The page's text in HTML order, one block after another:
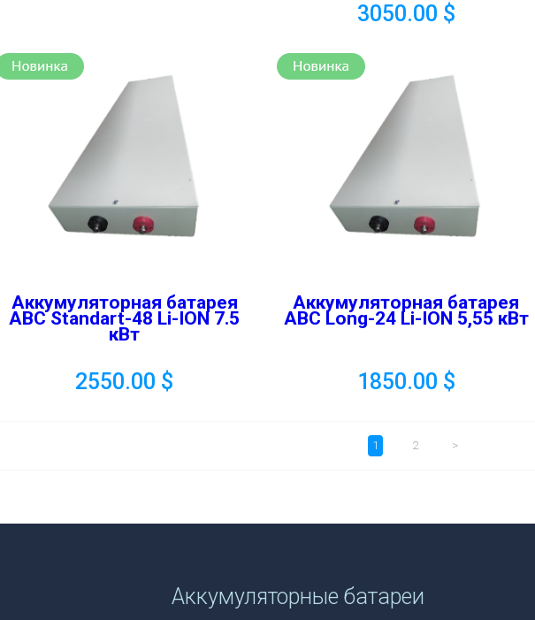
3050.00 $
Аккумуляторная батарея
ABC Standart-48 Li-ION 7.5
кВт
2550.00 $
Аккумуляторная батарея
ABC Long-24 Li-ION 5,55 кВт
1850.00 $
1 2 >
Аккумуляторные батареи